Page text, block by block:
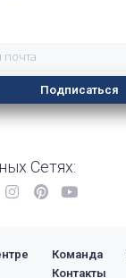
Подписаться
Сетях:
Команда
Контакты